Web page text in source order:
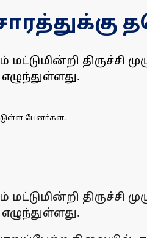
திருச்சி
பேனா்கள்.
திருச்சி